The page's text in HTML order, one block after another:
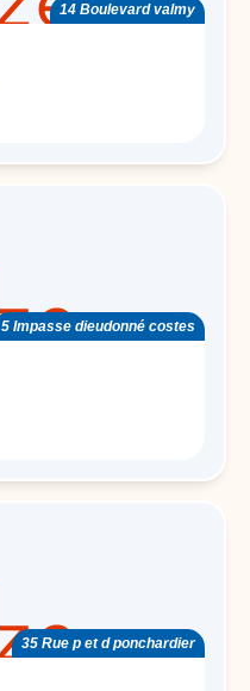
14 Boulevard valmy
5 Impasse dieudonné costes
35 Rue p et d ponchardier